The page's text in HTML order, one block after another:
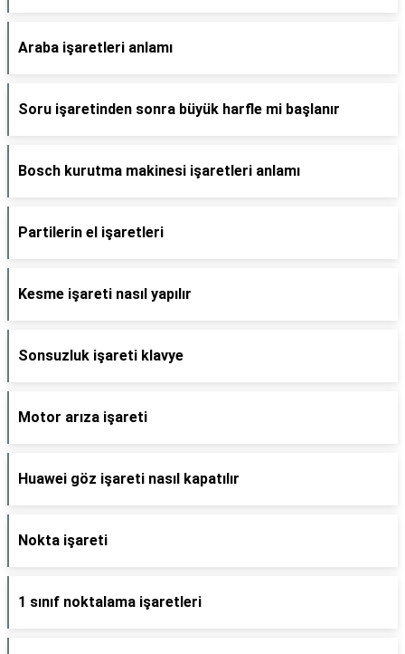
Araba işaretleri anlamı
Soru işaretinden sonra büyük harfle mi başlanır
Bosch kurutma makinesi işaretleri anlamı
Partilerin el işaretleri
Kesme işareti nasıl yapılır
Sonsuzluk işareti klavye
Motor arıza işareti
Huawei göz işareti nasıl kapatılır
Nokta işareti
1 sınıf noktalama işaretleri